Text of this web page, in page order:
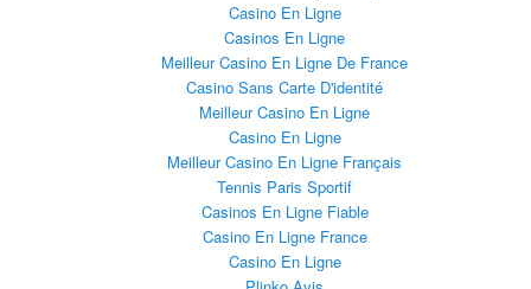
Casino En Ligne
Casinos En Ligne
Meilleur Casino En Ligne De France
Casino Sans Carte D'identité
Meilleur Casino En Ligne
Casino En Ligne
Meilleur Casino En Ligne Français
Tennis Paris Sportif
Casinos En Ligne Fiable
Casino En Ligne France
Casino En Ligne